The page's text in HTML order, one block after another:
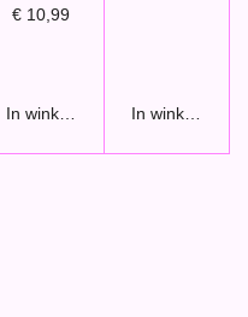
€ 10,99
In winkelwagen In winkelwagen